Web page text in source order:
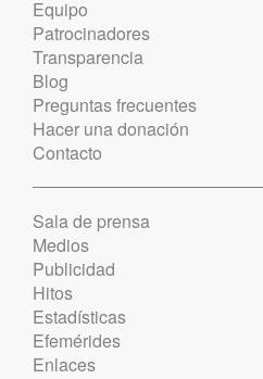
Equipo
Patrocinadores
Transparencia
Blog
Preguntas frecuentes
Hacer una donación
Contacto
Sala de prensa
Medios
Publicidad
Hitos
Estadísticas
Efemérides
Enlaces